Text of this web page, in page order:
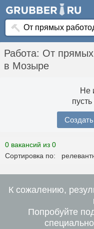
Работа: От прямых
в Мозыре
Не
0 вакансий из 0
Сортировка по:
К сожалению,
Попробуйте